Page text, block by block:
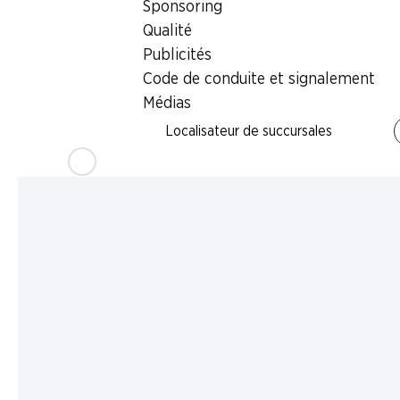
Sponsoring
Qualité
Publicités
Code de conduite et signalement
Médias
Localisateur de succursales